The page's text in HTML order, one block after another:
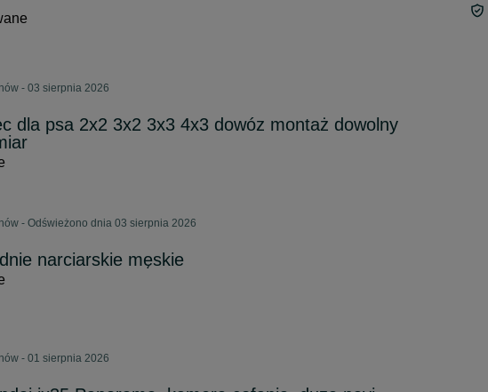
- 03 sierpnia 2026
dla psa 2x2 3x2 3x3 4x3 dowóz montaż dowolny
- Odświeżono dnia 03 sierpnia 2026
narciarskie męskie
- 01 sierpnia 2026